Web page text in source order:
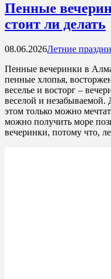
Пенные
стоит ли делать
08.06.2026Летние
Пенные вечеринки в
пенные хлопья,
веселье и восторг –
веселой и незабываемой.
этом только можно
можно получить море
вечеринки, потому что,